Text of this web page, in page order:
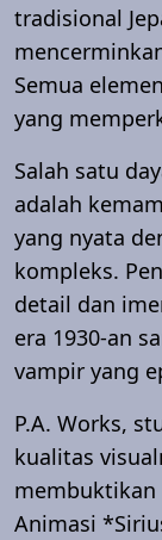
tradisional
Semua
yang
Salah satu
adalah
yang nyata
kompleks.
detail dan
era 1930-an
vampir yang
P.A. Works,
kualitas
membuktikan
Animasi